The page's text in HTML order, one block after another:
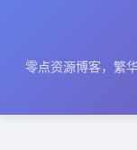
零点资源博客，繁